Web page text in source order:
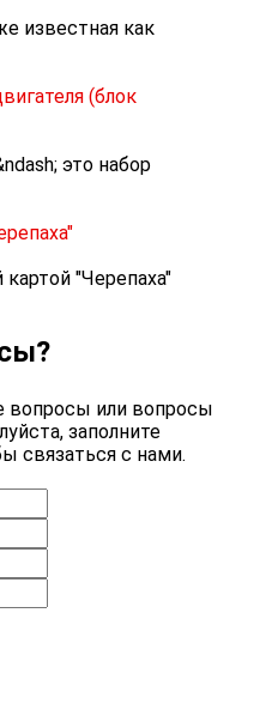
известная как
(блок
это набор
"Черепаха"
вопросы или вопросы
заполните
связаться с нами.